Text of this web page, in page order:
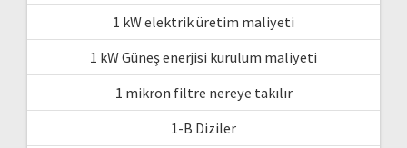
1 kW elektrik üretim maliyeti
1 kW Güneş enerjisi kurulum maliyeti
1 mikron filtre nereye takılır
1-B Diziler